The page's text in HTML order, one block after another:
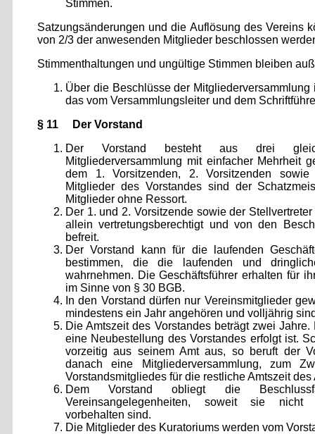
Stimmen.
Satzungsänderungen und die Auflösung des Vereins
von 2/3 der anwesenden Mitglieder beschlossen
Stimmenthaltungen und ungültige Stimmen bleiben
Über die Beschlüsse der
das vom Versammlungsleiter und dem
§ 11 Der Vorstand
Der Vorstand besteht aus drei
Mitgliederversammlung mit einfacher Mehrheit
dem 1. Vorsitzenden, 2. Vorsitzenden sowie
Mitglieder des Vorstandes sind der
Mitglieder ohne Ressort.
Der 1. und 2. Vorsitzende sowie der
allein vertretungsberechtigt und von den
befreit.
Der Vorstand kann für die laufenden
bestimmen, die die laufenden und
wahrnehmen. Die Geschäftsführer erhalten für
im Sinne von § 30 BGB.
In den Vorstand dürfen nur Vereinsmitglieder
mindestens ein Jahr angehören und volljährig
Die Amtszeit des Vorstandes beträgt zwei
eine Neubestellung des Vorstandes erfolgt ist.
vorzeitig aus seinem Amt aus, so beruft der
danach eine Mitgliederversammlung, zum
Vorstandsmitgliedes für die restliche Amtszeit
Dem Vorstand obliegt die
Vereinsangelegenheiten, soweit sie nicht
vorbehalten sind.
Die Mitglieder des Kuratoriums werden vom